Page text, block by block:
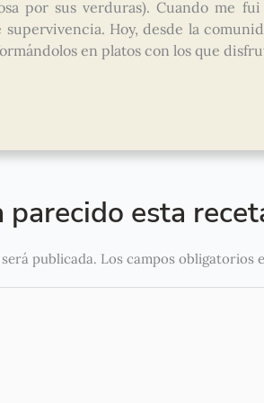
por sus verduras). Cuando me
Hoy, desde la
en platos con los que
parecido esta
publicada. Los campos obligatorios